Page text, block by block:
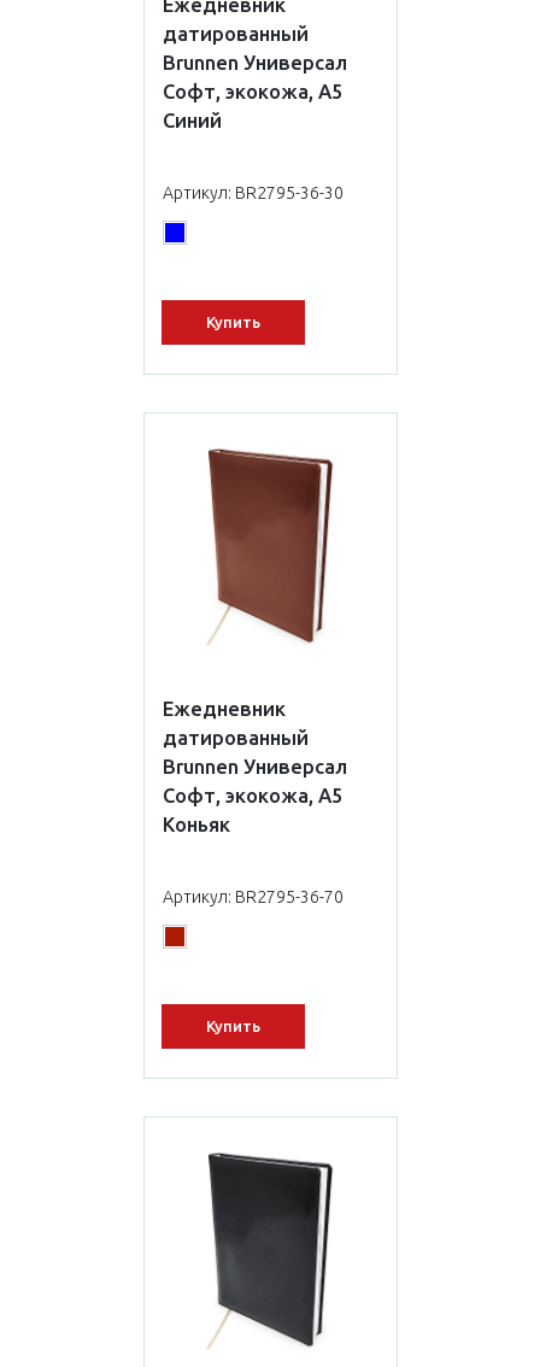
Ежедневник
датированный
Brunnen Универсал
Софт, экокожа, А5
Синий
Артикул: BR2795-36-30
Купить
Ежедневник
датированный
Brunnen Универсал
Софт, экокожа, А5
Коньяк
Артикул: BR2795-36-70
Купить